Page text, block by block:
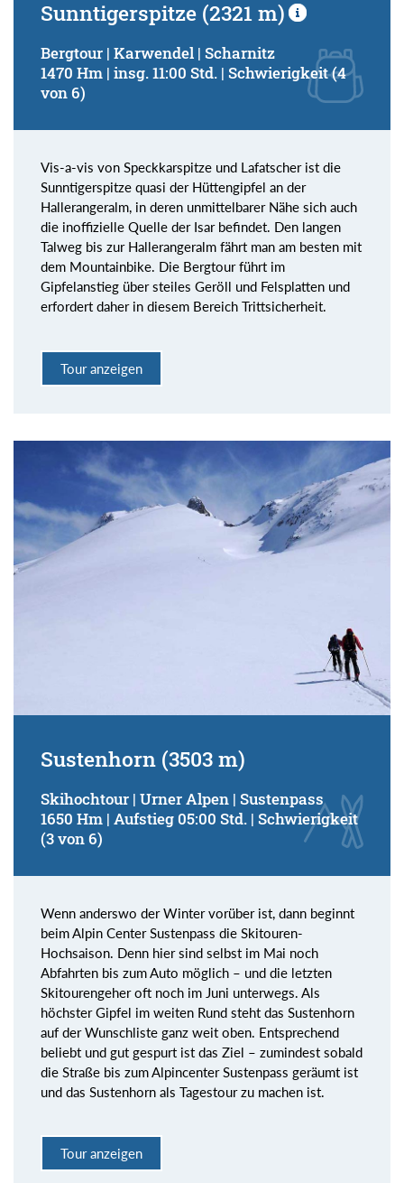
Sunntigerspitze (2321 m)
Bergtour | Karwendel | Scharnitz
1470 Hm | insg. 11:00 Std. | Schwierigkeit (4
von 6)
Vis-a-vis von Speckkarspitze und Lafatscher ist die
Sunntigerspitze quasi der Hüttengipfel an der
Hallerangeralm, in deren unmittelbarer Nähe sich auch
die inoffizielle Quelle der Isar befindet. Den langen
Talweg bis zur Hallerangeralm fährt man am besten mit
dem Mountainbike. Die Bergtour führt im
Gipfelanstieg über steiles Geröll und Felsplatten und
erfordert daher in diesem Bereich Trittsicherheit.
Tour anzeigen
Sustenhorn (3503 m)
Skihochtour | Urner Alpen | Sustenpass
1650 Hm | Aufstieg 05:00 Std. | Schwierigkeit
(3 von 6)
Wenn anderswo der Winter vorüber ist, dann beginnt
beim Alpin Center Sustenpass die Skitouren-
Hochsaison. Denn hier sind selbst im Mai noch
Abfahrten bis zum Auto möglich – und die letzten
Skitourengeher oft noch im Juni unterwegs. Als
höchster Gipfel im weiten Rund steht das Sustenhorn
auf der Wunschliste ganz weit oben. Entsprechend
beliebt und gut gespurt ist das Ziel – zumindest sobald
die Straße bis zum Alpincenter Sustenpass geräumt ist
und das Sustenhorn als Tagestour zu machen ist.
Tour anzeigen